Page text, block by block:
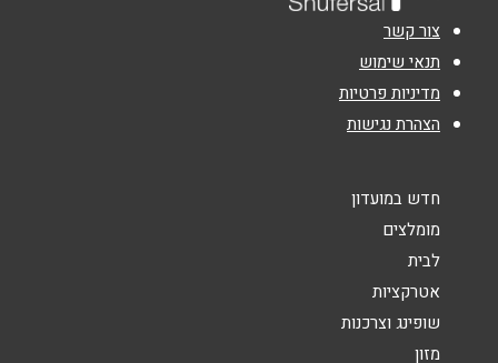
טלפון*
אימייל*
אנא חזרו אלי בקשר ל...
הודעה
צור קשר
תנאי שימוש
מדיניות פרטיות
הצהרת נגישות
חדש במועדון
מומלצים
לבית
אטרקציות
שופינג וצרכנות
מזון